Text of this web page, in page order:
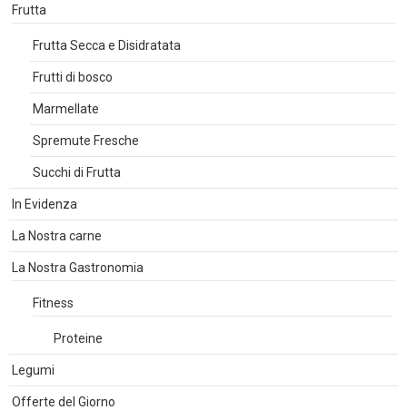
Frutta
Frutta Secca e Disidratata
Frutti di bosco
Marmellate
Spremute Fresche
Succhi di Frutta
In Evidenza
La Nostra carne
La Nostra Gastronomia
Fitness
Proteine
Legumi
Offerte del Giorno